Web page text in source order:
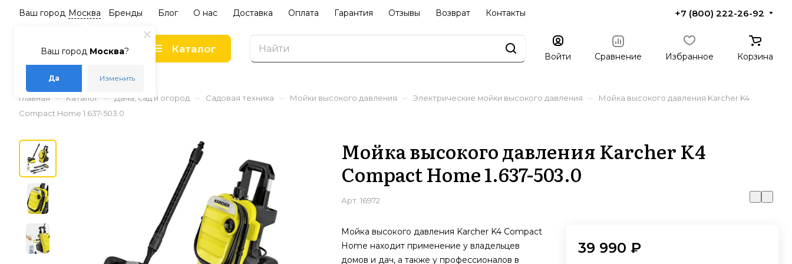
Ваш город Москва?
Да Изменить
Ваш город Москва Бренды Блог О нас Доставка Оплата Гарантия Отзывы Возврат Контакты +7 (800) 222-26-92
Каталог
Войти Сравнение Избранное Корзина
Главная – Каталог – Дача, сад и огород – Садовая техника – Мойки высокого давления – Электрические мойки высокого давления –
Мойка высокого давления Karcher K4
Compact Home 1.637-503.0
Мойка высокого давления Karcher K4
Compact Home 1.637-503.0
Арт. 16972
Мойка высокого давления Karcher K4 Compact
Home находит применение у владельцев
домов и дач, а также у профессионалов в
39 990 ₽